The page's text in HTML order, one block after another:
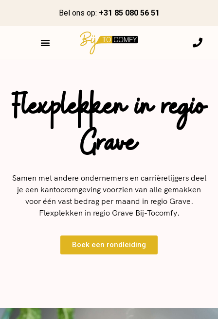
Bel ons op: +31 85 080 56 51
Flexplekken in regio
Grave
Samen met andere ondernemers en carrièretijgers deel
je een kantooromgeving voorzien van alle gemakken
voor één vast bedrag per maand in regio Grave.
Flexplekken in regio Grave Bij-Tocomfy.
Boek een rondleiding